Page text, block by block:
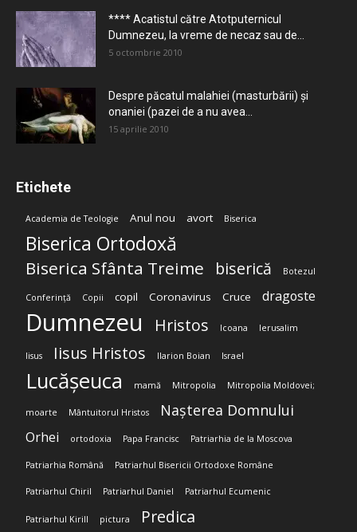
**** Acatistul către Atotputernicul
Dumnezeu, la vreme de necaz sau de...
5 octombrie 2010
Despre păcatul malahiei (masturbării) şi
onaniei (pazei de a nu avea...
15 aprilie 2010
Etichete
Academia de Teologie Anul nou avort Biserica
Biserica Ortodoxă
Biserica Sfânta Treime biserică Botezul
Conferință Copii copil Coronavirus Cruce dragoste
Dumnezeu Hristos Icoana Ierusalim
Iisus Iisus Hristos Ilarion Boian Israel
Lucășeuca mamă Mitropolia Mitropolia Moldovei;
moarte Mântuitorul Hristos Nașterea Domnului
Orhei ortodoxia Papa Francisc Patriarhia de la Moscova
Patriarhia Română Patriarhul Bisericii Ortodoxe Române
Patriarhul Chiril Patriarhul Daniel Patriarhul Ecumenic
Patriarhul Kirill pictura Predica